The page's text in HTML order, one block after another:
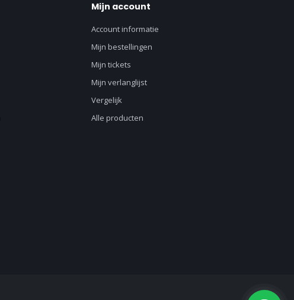
Mijn account
Account informatie
Mijn bestellingen
Mijn tickets
Mijn verlanglijst
Vergelijk
Alle producten